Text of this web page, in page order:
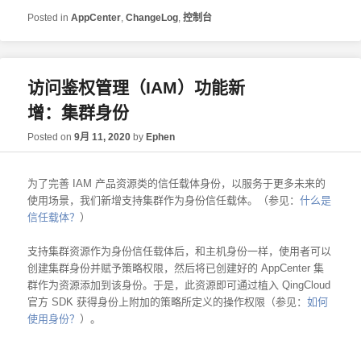
Posted in AppCenter,ChangeLog,控制台
访问鉴权管理（IAM）功能新
增：集群身份
Posted on9月 11, 2020 by Ephen
为了完善 IAM 产品资源类的信任载体身份，以服务于更多未来的
使用场景，我们新增支持集群作为身份信任载体。（参见：什么是
信任载体？ ）
支持集群资源作为身份信任载体后，和主机身份一样，使用者可以
创建集群身份并赋予策略权限，然后将已创建好的 AppCenter 集
群作为资源添加到该身份。于是，此资源即可通过植入 QingCloud
官方 SDK 获得身份上附加的策略所定义的操作权限（参见：如何
使用身份？ ）。